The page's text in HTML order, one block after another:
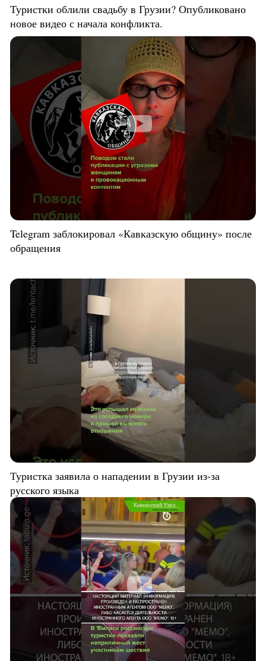
Туристки облили свадьбу в Грузии? Опубликовано
новое видео с начала конфликта.
Telegram заблокировал «Кавказскую общину» после
обращения
Туристка заявила о нападении в Грузии из-за
русского языка